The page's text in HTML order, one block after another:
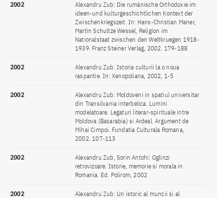
2002
Alexandru Zub: Die rumänische Orthodoxie im
ideen-und kulturgeschichtlichen Kontext der
Zwischenkriegszeit. In: Hans-Christian Maner,
Martin Schultze Wessel, Religion im
Nationalstaat zwischen den Weltkruegen 1918-
1939. Franz Steiner Verlag, 2002. 179-188
2002
Alexandru Zub: Istoria culturii la o noua
raspantie. In: Xenopoliana, 2002, 1-5
2002
Alexandru Zub: Moldoveni in spatiul universitar
din Transilvania interbelica. Lumini
modelatoare. Legaturi literar-spirituale intre
Moldova (Basarabia) si Ardeal. Argument de
Mihai Cimpoi. Fundatia Culturala Romana,
2002. 107-113
2002
Alexandru Zub, Sorin Antohi: Oglinzi
retrovizoare. Istorie, memorie si morala in
Romania. Ed. Polirom, 2002
2002
Alexandru Zub: Un istoric al muncii si al